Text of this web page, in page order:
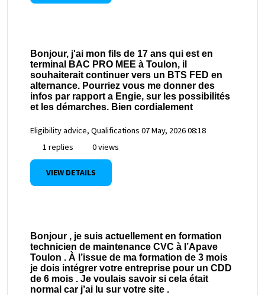
Bonjour, j'ai mon fils de 17 ans qui est en
terminal BAC PRO MEE à Toulon, il
souhaiterait continuer vers un BTS FED en
alternance. Pourriez vous me donner des
infos par rapport a Engie, sur les possibilités
et les démarches. Bien cordialement
Eligibility advice, Qualifications 07 May, 2026 08:18
1 replies
0 views
VIEW DETAILS
Bonjour , je suis actuellement en formation
technicien de maintenance CVC à l’Apave
Toulon . À l’issue de ma formation de 3 mois
je dois intégrer votre entreprise pour un CDD
de 6 mois . Je voulais savoir si cela était
normal car j’ai lu sur votre site .